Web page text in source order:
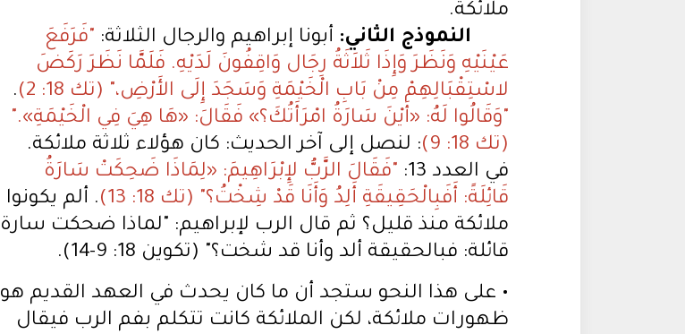
ملائكة.
النموذج الثاني: أبونا إبراهيم والرجال الثلاثة: "فَرَفَعَ
عَيْنَيْهِ وَنَظَرَ وَإِذَا ثَلاَثَةُ رِجَال وَاقِفُونَ لَدَيْهِ. فَلَمَّا نَظَرَ رَكَضَ
لاسْتِقْبَالِهِمْ مِنْ بَابِ الْخَيْمَةِ وَسَجَدَ إِلَى الأَرْضِ،" (تك 18: 2)
.
"وَقَالُوا لَهُ: «أَيْنَ سَارَةُ امْرَأَتُكَ؟» فَقَالَ: «هَا هِيَ فِي الْخَيْمَةِ»."
(تك 18: 9)
: لنصل إلى آخر الحديث: كان هؤلاء ثلاثة ملائكة.
في العدد 13:
"فَقَالَ الرَّبُّ لإِبْرَاهِيمَ: «لِمَاذَا ضَحِكَتْ سَارَةُ
قَائِلَةً: أَفَبِالْحَقِيقَةِ أَلِدُ وَأَنَا قَدْ شِخْتُ؟" (تك 18: 13)
. ألم يكونوا
ملائكة منذ قليل؟ ثم قال الرب لإبراهيم: "لماذا ضحكت سارة
قائلة: فبالحقيقة ألد وأنا قد شخت؟" (تكوين 18: 9-14).
• على هذا النحو ستجد أن ما كان يحدث في العهد القديم هو
ظهورات ملائكة، لكن الملائكة كانت تتكلم بفم الرب فيقال